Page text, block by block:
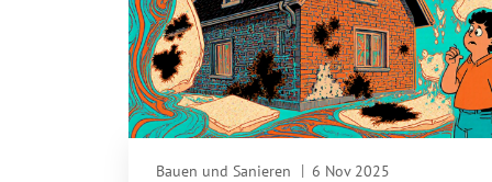
Bauen und Sanieren 6 Nov 2025